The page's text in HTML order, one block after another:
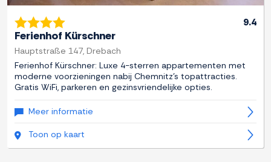
9.4
Ferienhof Kürschner
Hauptstraße 147, Drebach
Ferienhof Kürschner: Luxe 4-sterren appartementen met
moderne voorzieningen nabij Chemnitz's topattracties.
Gratis WiFi, parkeren en gezinsvriendelijke opties.
Meer informatie
Toon op kaart